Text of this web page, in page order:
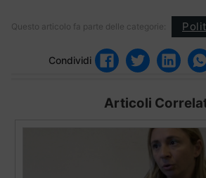
Questo articolo fa parte delle categorie:
Condividi
Articoli